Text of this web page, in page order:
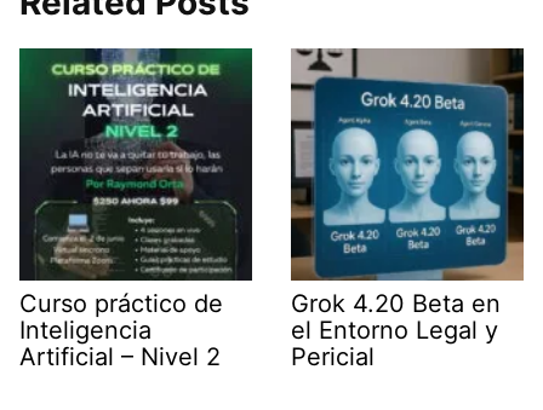
t
e
r
)
d
n
p
m
Curso práctico de
Inteligencia
Artificial – Nivel 2
Grok 4.20 Beta en
el Entorno Legal y
Pericial